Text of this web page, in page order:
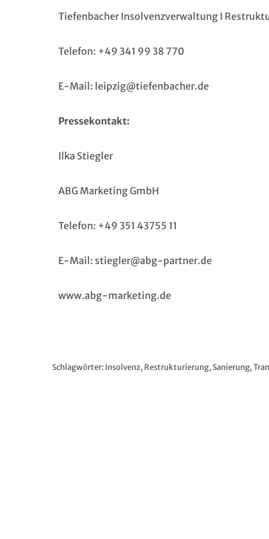
Tiefenbacher Insolvenzverwaltung I
Telefon: +49 341 99 38 770
E-Mail: leipzig@tiefenbacher.de
Pressekontakt:
Ilka Stiegler
ABG Marketing GmbH
Telefon: +49 351 43755 11
E-Mail: stiegler@abg-partner.de
www.abg-marketing.de
Schlagwörter: Insolvenz, Restrukturierung,Sanierung,